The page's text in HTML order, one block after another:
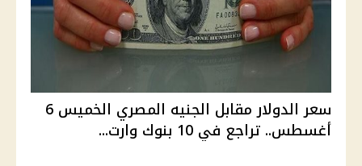
سعر الدولار مقابل الجنيه المصري الخميس 6
أغسطس.. تراجع في 10 بنوك وارت...